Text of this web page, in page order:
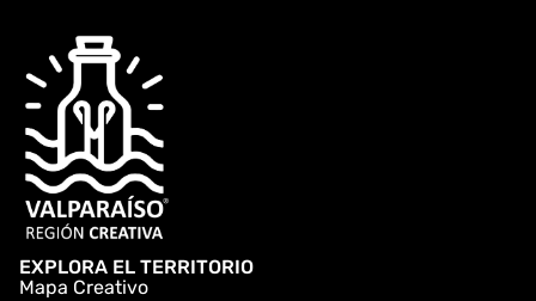
EXPLORA EL TERRITORIO
Mapa Creativo